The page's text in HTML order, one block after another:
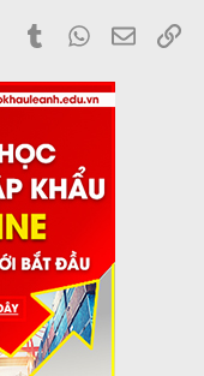
PinterestTumblrWhatsApp
Email